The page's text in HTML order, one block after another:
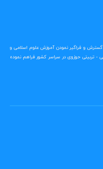
گسترش و فراگیر نمودن آموزش علوم اسلامی و
- تربیتی حوزوی در سراسر کشور فراهم نموده